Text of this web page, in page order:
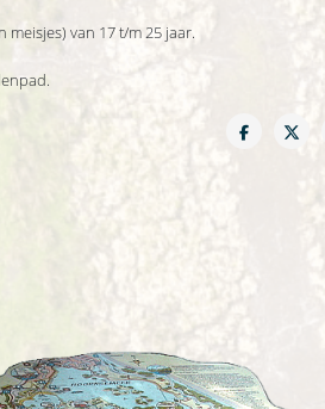
van 17 t/m 25 jaar.